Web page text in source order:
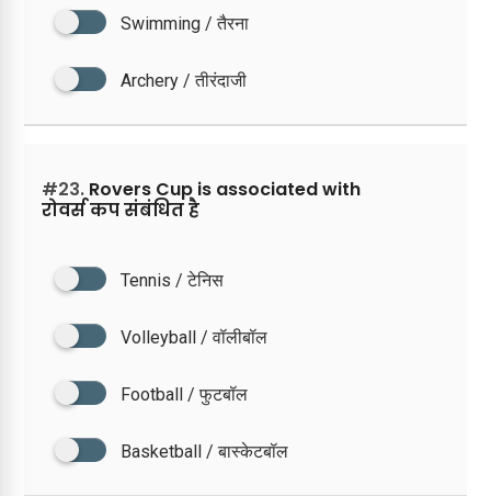
Swimming / तैरना
Archery / तीरंदाजी
#23. Rovers Cup is associated with
रोवर्स कप संबंधित है
Tennis / टेनिस
Volleyball / वॉलीबॉल
Football / फुटबॉल
Basketball / बास्केटबॉल